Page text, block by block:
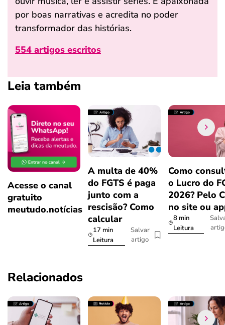
por boas narrativas e acredita no poder
transformador das histórias.
554 artigos escritos
Leia também
Acesse o canal
gratuito
meutudo.notícias
A multa de 40%
do FGTS é paga
junto com a
rescisão? Como
calcular
17 min
Leitura
Salvar
artigo
Como
o Lucro do
2026? Pelo
no site ou
8 min
Leitura
Relacionados